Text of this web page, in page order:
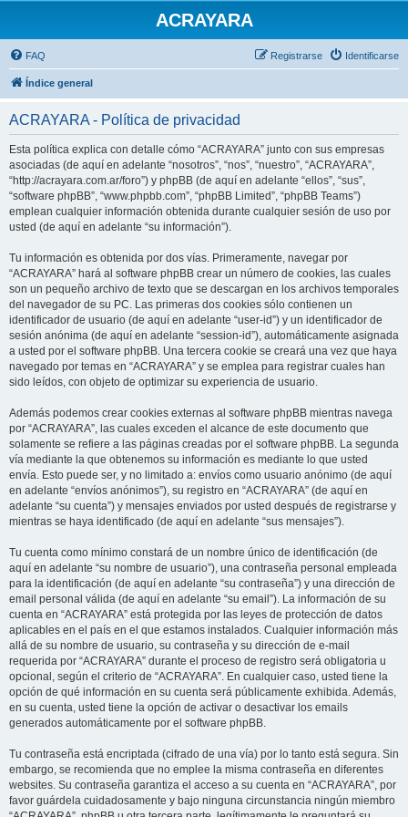
ACRAYARA
FAQ Identificarse
Registrarse
Índice general
ACRAYARA - Política de privacidad
Esta política explica con detalle cómo “ACRAYARA” junto con sus empresas
asociadas (de aquí en adelante “nosotros”, “nos”, “nuestro”, “ACRAYARA”,
“http://acrayara.com.ar/foro”) y phpBB (de aquí en adelante “ellos”, “sus”,
“software phpBB”, “www.phpbb.com”, “phpBB Limited”, “phpBB Teams”)
emplean cualquier información obtenida durante cualquier sesión de uso por
usted (de aquí en adelante “su información”).
Tu información es obtenida por dos vías. Primeramente, navegar por
“ACRAYARA” hará al software phpBB crear un número de cookies, las cuales
son un pequeño archivo de texto que se descargan en los archivos temporales
del navegador de su PC. Las primeras dos cookies sólo contienen un
identificador de usuario (de aquí en adelante “user-id”) y un identificador de
sesión anónima (de aquí en adelante “session-id”), automáticamente asignada
a usted por el software phpBB. Una tercera cookie se creará una vez que haya
navegado por temas en “ACRAYARA” y se emplea para registrar cuales han
sido leídos, con objeto de optimizar su experiencia de usuario.
Además podemos crear cookies externas al software phpBB mientras navega
por “ACRAYARA”, las cuales exceden el alcance de este documento que
solamente se refiere a las páginas creadas por el software phpBB. La segunda
vía mediante la que obtenemos su información es mediante lo que usted
envía. Esto puede ser, y no limitado a: envíos como usuario anónimo (de aquí
en adelante “envíos anónimos”), su registro en “ACRAYARA” (de aquí en
adelante “su cuenta”) y mensajes enviados por usted después de registrarse y
mientras se haya identificado (de aquí en adelante “sus mensajes”).
Tu cuenta como mínimo constará de un nombre único de identificación (de
aquí en adelante “su nombre de usuario”), una contraseña personal empleada
para la identificación (de aquí en adelante “su contraseña”) y una dirección de
email personal válida (de aquí en adelante “su email”). La información de su
cuenta en “ACRAYARA” está protegida por las leyes de protección de datos
aplicables en el país en el que estamos instalados. Cualquier información más
allá de su nombre de usuario, su contraseña y su dirección de e-mail
requerida por “ACRAYARA” durante el proceso de registro será obligatoria u
opcional, según el criterio de “ACRAYARA”. En cualquier caso, usted tiene la
opción de qué información en su cuenta será públicamente exhibida. Además,
en su cuenta, usted tiene la opción de activar o desactivar los emails
generados automáticamente por el software phpBB.
Tu contraseña está encriptada (cifrado de una vía) por lo tanto está segura. Sin
embargo, se recomienda que no emplee la misma contraseña en diferentes
websites. Su contraseña garantiza el acceso a su cuenta en “ACRAYARA”, por
favor guárdela cuidadosamente y bajo ninguna circunstancia ningún miembro